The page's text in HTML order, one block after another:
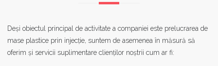
Deși obiectul principal de activitate a companiei este prelucrarea de
mase plastice prin injecție, suntem de asemenea în măsură să
oferim și servicii suplimentare clienților noștrii cum ar fi: